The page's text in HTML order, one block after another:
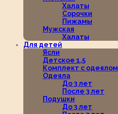
Халаты
Сорочки
Пижамы
Мужская
Халаты
Для детей
Ясли
Детское 1,5
Комплект с одеялом
Одеяла
До 3 лет
После 3 лет
Подушки
До 3 лет